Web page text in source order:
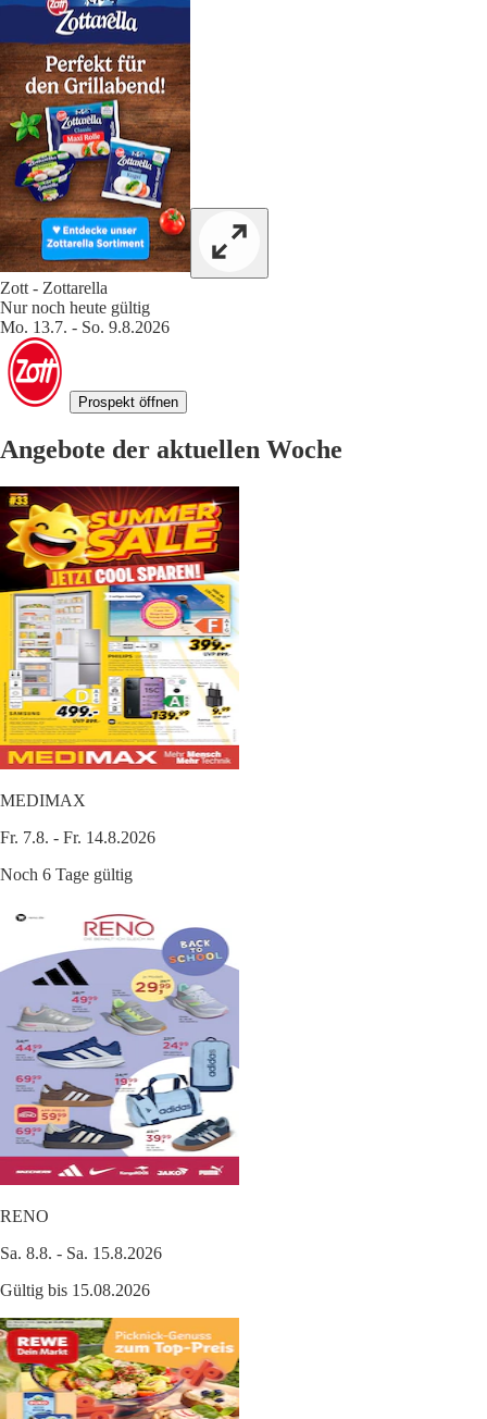
Zott - Zottarella
Nur noch heute gültig
Mo. 13.7. - So. 9.8.2026
Prospekt öffnen
Angebote der aktuellen Woche
MEDIMAX
Fr. 7.8. - Fr. 14.8.2026
Noch 6 Tage gültig
RENO
Sa. 8.8. - Sa. 15.8.2026
Gültig bis 15.08.2026